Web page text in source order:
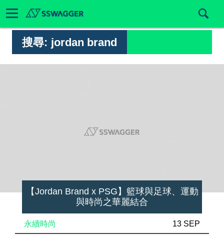
搜尋: jordan brand
【Jordan Brand x PSG】籃球與足球、運動
與時尚之華麗結合
永續時尚 13 SEP